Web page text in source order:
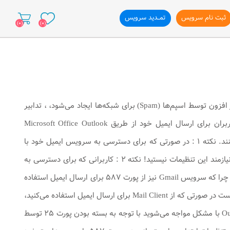
(0)
(0)
وب سایت
ثبت نام سرویس تمــدید سرویس
شرکت پارس تلکام در نظر دارد برای جلوگیری از روی دادن مشکلات و اختلالاتی که به صورت روز افزون توسط اسپم‌ها (Spam) برای شبکه‌ها ایجاد می‌شود، ، تدابیر
جدیدی بیاندیشد. برای به كارگیری این تدابیر، پورت ارسال ایمیل (۲۵) بسته خواهد شد و کاربران برای ارسال ایمیل خود از طریق Microsoft Office Outlook
،Outlook Express ،Thunderbird و … باید از پورت Submission یا همان (TCP587) استفاده كنند. نكته ۱ : در صورتی که برای دسترسی به سرویس ایمیل خود با
استفاده از Web Browser به سایت‌هایی چون Yahoo ، Gmail ، Hotmail و … متصل می‌شوید، نیازمند این تنظیمات نیستید! نکته ۲ : کاربرانی که برای دسترسی به
Gmail از تنظیمات SMTP/POP3 استفاده می‌کنند نیاز به انجام هیچ‌گونه تغییری نخواهند داشت ! چرا که سرویس Gmail نیز از پورت ۵۸۷ برای ارسال ایمیل استفاده
می‌نماید. برای استفاده از شرایط مطرح شده و همچنین پیش‌گیری از بروز مشکلات احتمالی لازم است در صورتی که از Mail Client برای ارسال ایمیل استفاده می‌کنید،
تنظیمات لازم را برای ارسال ایمیل انجام دهید. در صورتی که فقط در ارسال ایمیل از طریق Outlook با مشکل مواجه می‌شوید با توجه به بسته بودن پورت ۲۵ توسط